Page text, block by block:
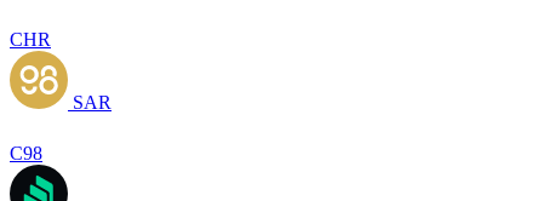
CHR
SAR
C98